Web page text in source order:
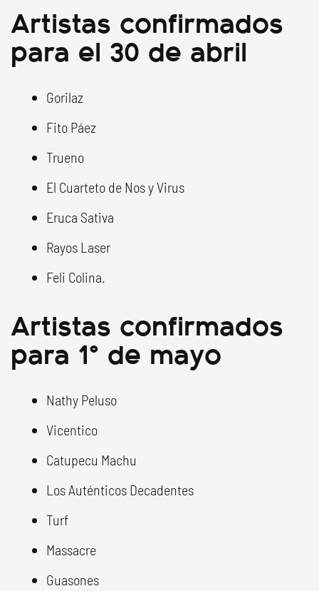
Artistas confirmados
para el 30 de abril
Gorilaz
Fito Páez
Trueno
El Cuarteto de Nos y Virus
Eruca Sativa
Rayos Laser
Feli Colina.
Artistas confirmados
para 1° de mayo
Nathy Peluso
Vicentico
Catupecu Machu
Los Auténticos Decadentes
Turf
Massacre
Guasones